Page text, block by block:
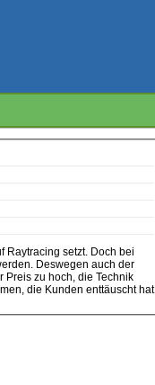
Raytracing setzt. Doch bei
Deswegen auch der
Preis zu hoch, die Technik
die Kunden enttäuscht hat